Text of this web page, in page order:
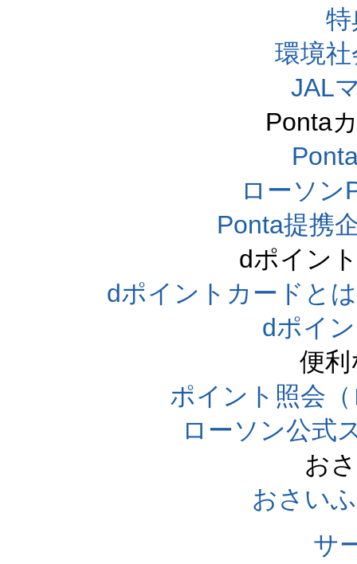
環境
JAL
Ponta
ローソン
Ponta提携
dポイン
dポイントカードと
dポイ
便
ポイント照会
ローソン公式
お
おさい
サ